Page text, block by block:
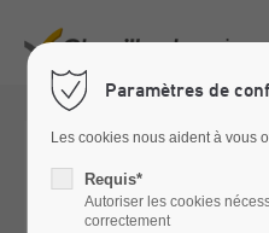
Paramètres de
Les cookies nous aident à vous
Requis*
Autoriser les cookies
correctement